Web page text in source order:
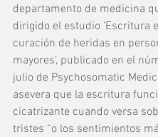
departamento de medicina
dirigido el estudio ‘Escritura
curación de heridas en
mayores’, publicado en el
julio de Psychosomatic
asevera que la escritura
cicatrizante cuando versa
tristes “o los sentimientos